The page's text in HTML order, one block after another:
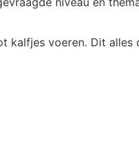
kalfjes voeren. Dit